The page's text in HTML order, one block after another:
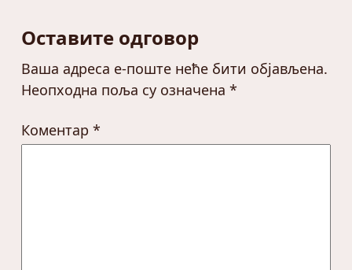
Оставите одговор
Ваша адреса е-поште неће бити објављена.
Неопходна поља су означена *
Коментар *